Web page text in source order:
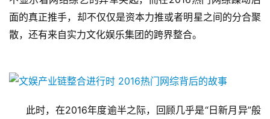
面的真正推手，却不仅仅是资本力推或者明星之间的分合聚
散，还有来自实力文化娱乐集团的跨界整合。
此时，在2016年度逾半之际，回顾几乎是“日新月异”般